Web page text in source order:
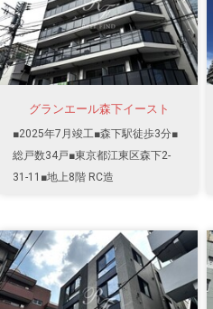
グランエール森下イースト
■2025年7月竣工■森下駅徒歩3分■
総戸数34戸■東京都江東区森下2-
31-11■地上8階 RC造